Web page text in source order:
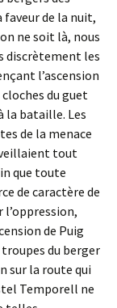
faveur de la nuit,
ne soit là, nous
discrètement les
l’ascension
du guet
la bataille. Les
de la menace
tout
que toute
de caractère de
l’oppression,
de Puig
du berger
sur la route qui
Temporell ne